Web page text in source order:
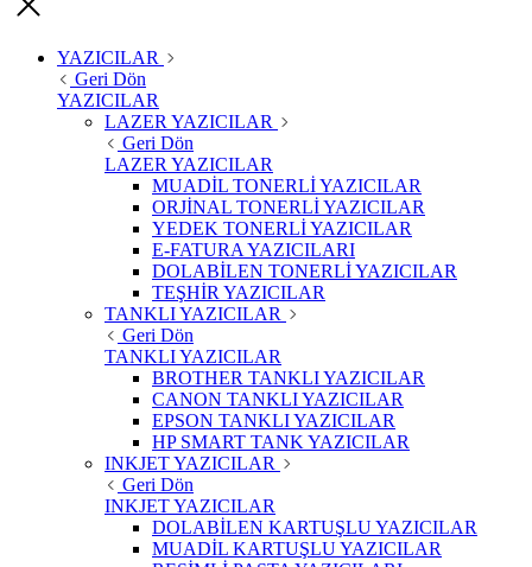
YAZICILAR
Geri Dön
YAZICILAR
LAZER YAZICILAR
Geri Dön
LAZER YAZICILAR
MUADİL TONERLİ YAZICILAR
ORJİNAL TONERLİ YAZICILAR
YEDEK TONERLİ YAZICILAR
E-FATURA YAZICILARI
DOLABİLEN TONERLİ YAZICILAR
TEŞHİR YAZICILAR
TANKLI YAZICILAR
Geri Dön
TANKLI YAZICILAR
BROTHER TANKLI YAZICILAR
CANON TANKLI YAZICILAR
EPSON TANKLI YAZICILAR
HP SMART TANK YAZICILAR
INKJET YAZICILAR
Geri Dön
INKJET YAZICILAR
DOLABİLEN KARTUŞLU YAZICILAR
MUADİL KARTUŞLU YAZICILAR